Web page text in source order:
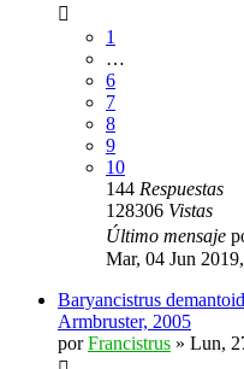
1
…
6
7
8
9
10
144 Respuestas
128306 Vistas
Último mensaje
Mar, 04 Jun
Baryancistrus
Armbruster, 2005
porFrancistrus » Lun,